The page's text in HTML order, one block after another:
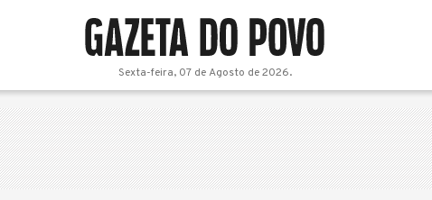
Sexta-feira, 07 de Agosto de 2026.